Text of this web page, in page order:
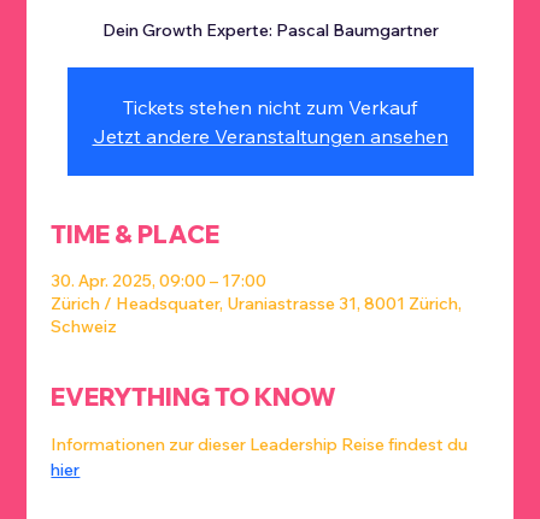
Dein Growth Experte: Pascal Baumgartner
Tickets stehen nicht zum Verkauf
Jetzt andere Veranstaltungen ansehen
TIME & PLACE
30. Apr. 2025, 09:00 – 17:00
Zürich / Headsquater, Uraniastrasse 31, 8001 Zürich,
Schweiz
EVERYTHING TO KNOW
Informationen zur dieser Leadership Reise findest du
hier